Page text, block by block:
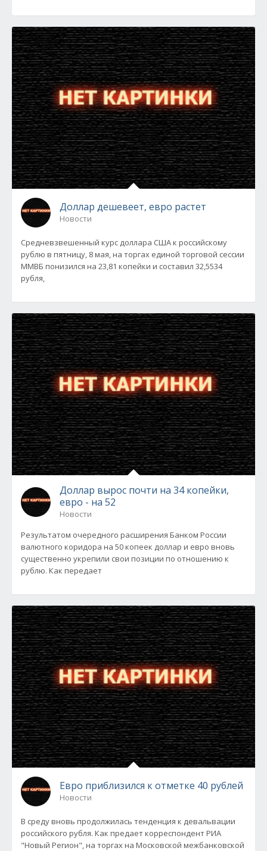
Доллар дешевеет, евро растет
Новости
Средневзвешенный курс доллара США к российскому
рублю в пятницу, 8 мая, на торгах единой торговой сессии
ММВБ понизился на 23,81 копейки и составил 32,5534
рубля,
Доллар вырос почти на 34 копейки,
евро - на 52
Новости
Результатом очередного расширения Банком России
валютного коридора на 50 копеек доллар и евро вновь
существенно укрепили свои позиции по отношению к
рублю. Как передает
Евро приблизился к отметке 40 рублей
Новости
В среду вновь продолжилась тенденция к девальвации
российского рубля. Как предает корреспондент РИА
"Новый Регион", на торгах на Московской межбанковской